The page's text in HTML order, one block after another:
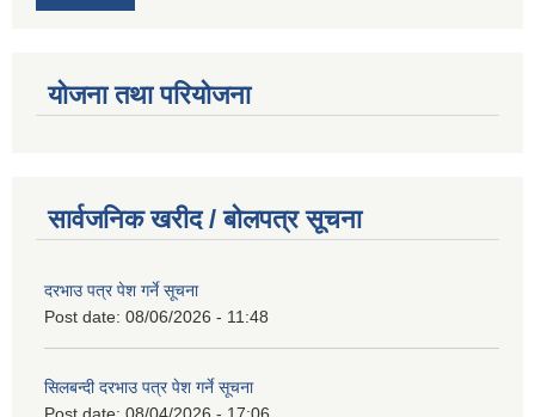
योजना तथा परियोजना
सार्वजनिक खरीद / बोलपत्र सूचना
दरभाउ पत्र पेश गर्ने सूचना
Post date: 08/06/2026 - 11:48
सिलबन्दी दरभाउ पत्र पेश गर्ने सूचना